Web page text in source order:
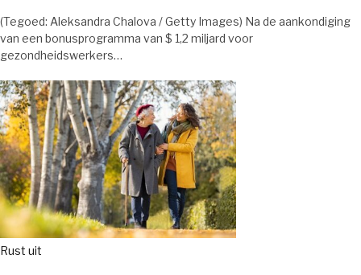
(Tegoed: Aleksandra Chalova / Getty Images) Na de aankondiging
van een bonusprogramma van $ 1,2 miljard voor
gezondheidswerkers…
Rust uit